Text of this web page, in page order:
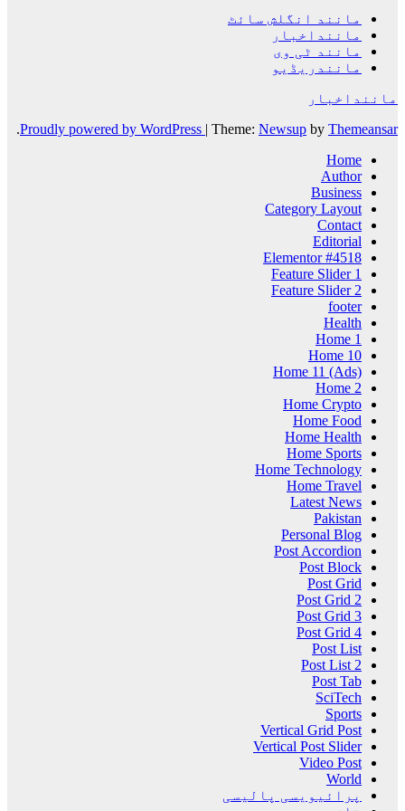
مانند انگلش سائٹ
ماننداخبار
مانند ٹی وی
مانندریڈیو
ماننداخبار
Proudly powered by WordPress | Theme: Newsup by Themeansar
.
Home
Author
Business
Category Layout
Contact
Editorial
Elementor #4518
Feature Slider 1
Feature Slider 2
footer
Health
Home 1
Home 10
Home 11 (Ads)
Home 2
Home Crypto
Home Food
Home Health
Home Sports
Home Technology
Home Travel
Latest News
Pakistan
Personal Blog
Post Accordion
Post Block
Post Grid
Post Grid 2
Post Grid 3
Post Grid 4
Post List
Post List 2
Post Tab
SciTech
Sports
Vertical Grid Post
Vertical Post Slider
Video Post
World
پرائیویسی پالیسی